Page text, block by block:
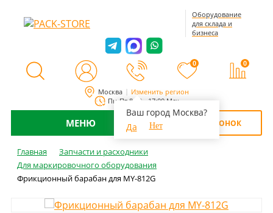
Москва Изменить регион
Ваш город Москва?
Да
Нет
Пн-Пт 8:00 - 17:00 Мск
Оборудование
для склада и
бизнеса
0 0
МЕНЮ ОБРАТНЫЙ ЗВОНОК
Главная
Запчасти и расходники
Для маркировочного оборудования
Фрикционный барабан для MY-812G